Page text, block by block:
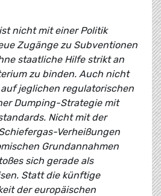
nicht mit einer Politik
Zugänge zu Subventionen
staatliche Hilfe strikt an
zu binden. Auch nicht
jeglichen regulatorischen
Dumping-Strategie mit
Nicht mit der
Verheißungen
Grundannahmen
sich gerade als
Statt die künftige
der europäischen